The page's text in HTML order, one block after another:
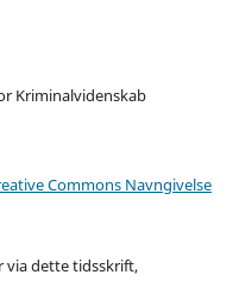
Kriminalvidenskab
Commons Navngivelse
via dette tidsskrift,